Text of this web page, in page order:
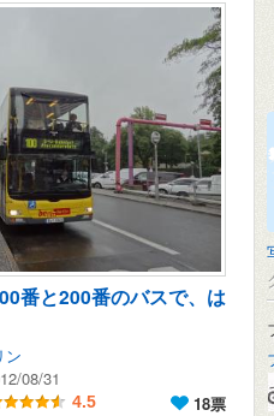
番と200番のバスで、は
ン
08/31
4.5 18票